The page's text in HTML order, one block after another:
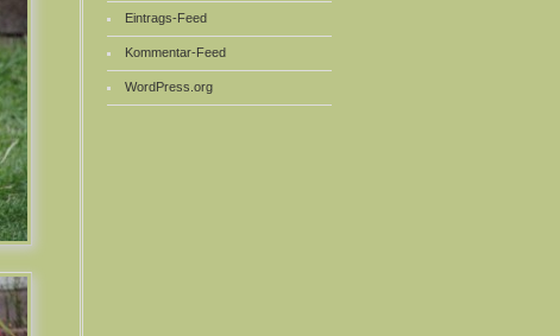
Eintrags-Feed
Kommentar-Feed
WordPress.org